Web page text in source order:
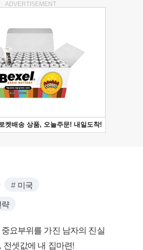
ADVERTISEMENT
미국
략
요부위를 가진 남자의 진실
전셋값에 내 집마련!